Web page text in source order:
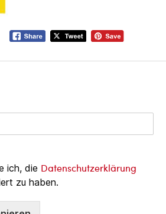
ich, die Datenschutzerklärung
zu haben.